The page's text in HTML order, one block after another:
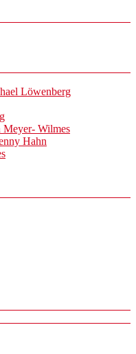
Löwenberg
Wilmes
Hahn